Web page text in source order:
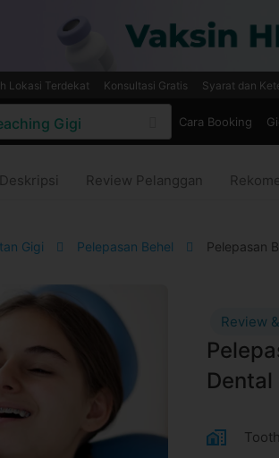
Lokasi Terdekat Konsultasi Gratis Syarat dan
Cara Booking
Deskripsi Review Pelanggan
Gigi Pelepasan Behel Pelepasan
Review
Dental